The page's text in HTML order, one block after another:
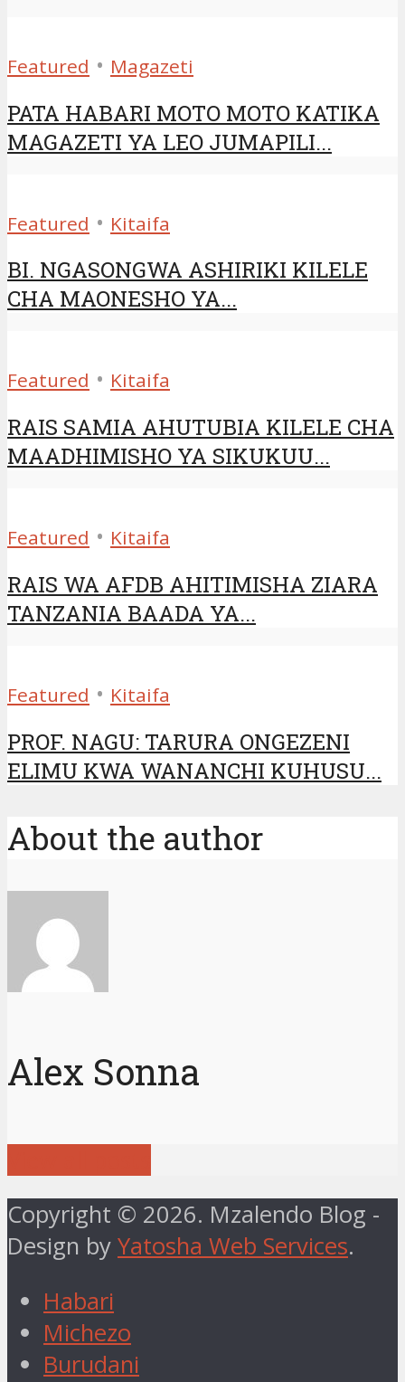
Featured • Magazeti
PATA HABARI MOTO MOTO KATIKA
MAGAZETI YA LEO JUMAPILI...
Featured • Kitaifa
BI. NGASONGWA ASHIRIKI KILELE
CHA MAONESHO YA...
Featured • Kitaifa
RAIS SAMIA AHUTUBIA KILELE CHA
MAADHIMISHO YA SIKUKUU...
Featured • Kitaifa
RAIS WA AFDB AHITIMISHA ZIARA
TANZANIA BAADA YA...
Featured • Kitaifa
PROF. NAGU: TARURA ONGEZENI
ELIMU KWA WANANCHI KUHUSU...
About the author
Alex Sonna
Copyright © 2026. Mzalendo Blog -
Design by Yatosha Web Services.
Habari
Michezo
Burudani